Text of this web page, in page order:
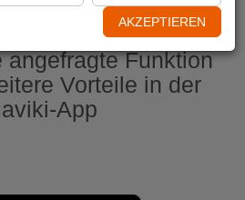
angefragte Funktion
Vorteile in der
App
AKZEPTIEREN